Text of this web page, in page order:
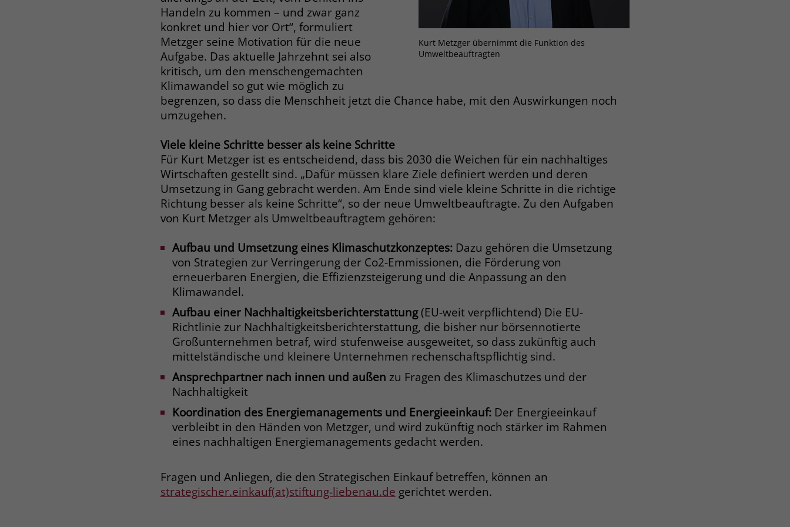
Kurt Metzger übernimmt die Funktion des
Umweltbeauftragten
Handeln zu kommen – und zwar ganz
konkret und hier vor Ort“, formuliert
Metzger seine Motivation für die neue
Aufgabe. Das aktuelle Jahrzehnt sei also
kritisch, um den menschengemachten
Klimawandel so gut wie möglich zu
begrenzen, so dass die Menschheit jetzt die Chance habe, mit den Auswirkungen noch
umzugehen.
Viele kleine Schritte besser als keine Schritte
Für Kurt Metzger ist es entscheidend, dass bis 2030 die Weichen für ein nachhaltiges
Wirtschaften gestellt sind. „Dafür müssen klare Ziele definiert werden und deren
Umsetzung in Gang gebracht werden. Am Ende sind viele kleine Schritte in die richtige
Richtung besser als keine Schritte“, so der neue Umweltbeauftragte. Zu den Aufgaben
von Kurt Metzger als Umweltbeauftragtem gehören:
Aufbau und Umsetzung eines Klimaschutzkonzeptes: Dazu gehören die Umsetzung
von Strategien zur Verringerung der Co2-Emmissionen, die Förderung von
erneuerbaren Energien, die Effizienzsteigerung und die Anpassung an den
Klimawandel.
Aufbau einer Nachhaltigkeitsberichterstattung(EU-weit verpflichtend) Die EU-
Richtlinie zur Nachhaltigkeitsberichterstattung, die bisher nur börsennotierte
Großunternehmen betraf, wird stufenweise ausgeweitet, so dass zukünftig auch
mittelständische und kleinere Unternehmen rechenschaftspflichtig sind.
Ansprechpartner nach innen und außen zu Fragen des Klimaschutzes und der
Nachhaltigkeit
Koordination des Energiemanagements und Energieeinkauf: Der Energieeinkauf
verbleibt in den Händen von Metzger, und wird zukünftig noch stärker im Rahmen
eines nachhaltigen Energiemanagements gedacht werden.
Fragen und Anliegen, die den Strategischen Einkauf betreffen, können an
strategischer.einkauf(at)stiftung-liebenau.de gerichtet werden.
Name PHPSESSID
Anbieter stiftung-liebenau.de
Laufzeit Session
Zweck
Behält die Zustände des Benutzers bei allen
Seitenanfragen bei.
Name cookie_optin
Anbieter www.stiftung-liebenau.de
Laufzeit 1 Monat
Zweck
Behält die Zustimmung des Benutzers zum
Name __cf_bm
Laufzeit 30 Minuten
Zweck
This cookie, set by Cloudflare, is used to
support Cloudflare Bot Management.
Anbieter jobs.stiftung-liebenau.de
Laufzeit Session
Zweck
Behält die Zustände des Benutzers bei allen
Seitenanfragen bei.
Zweck
dass Aktionen, die bei späteren Besuchen
derselben Website durchgeführt werden, mit
derselben Benutzerkennung verknüpft
werden.
Name _clsk
1 Jahr
Zweck
Microsoft Clarity setzt dieses Cookie, um die
Seitenaufrufe eines Benutzers zu speichern
und in einer einzigen Sitzungsaufzeichnung
zusammenzufassen.
_gcl_au
Anbieter Google Ads
Zweck Enthält eine zufallsgenerierte User-ID.
Name _gcl_aw
Anbieter Google Ads
Zweck
Dieses Cookie wird gesetzt, wenn ein User
über einen Klick auf eine Google
Werbeanzeige geklickt wurde, sodass erzielte
Erfolge wie z.B. Bestellungen oder